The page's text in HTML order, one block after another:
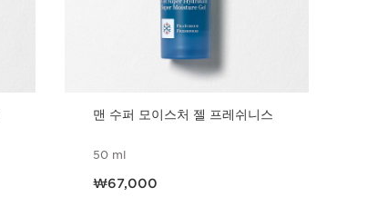
맨 수퍼 모이스처 젤 프레쉬니스
50 ml
₩67,000